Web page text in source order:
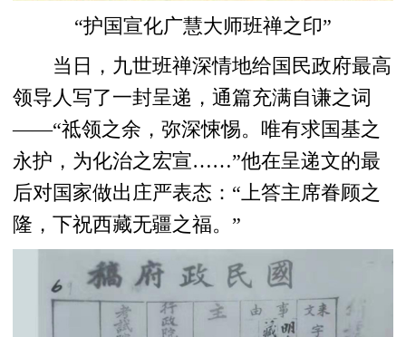
“护国宣化广慧大师班禅之印”
当日，九世班禅深情地给国民政府最高
领导人写了一封呈递，通篇充满自谦之词
——“祗领之余，弥深悚惕。唯有求国基之
永护，为化治之宏宣……”他在呈递文的最
后对国家做出庄严表态：“上答主席眷顾之
隆，下祝西藏无疆之福。”